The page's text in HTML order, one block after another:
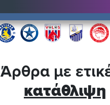
Άρθρα με
κατάθλιψη